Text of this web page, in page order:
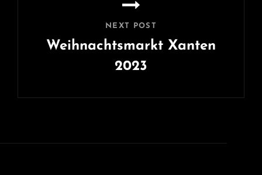
NEXT POST
Weihnachtsmarkt Xanten
2023
Post